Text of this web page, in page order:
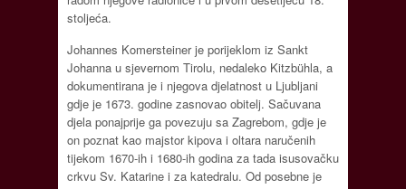
stoljeća.
Johannes Komersteiner je porijeklom iz Sankt
Johanna u sjevernom Tirolu, nedaleko Kitzbühla, a
dokumentirana je i njegova djelatnost u Ljubljani
gdje je 1673. godine zasnovao obitelj. Sačuvana
djela ponajprije ga povezuju sa Zagrebom, gdje je
on poznat kao majstor kipova i oltara naručenih
tijekom 1670-ih i 1680-ih godina za tada isusovačku
crkvu Sv. Katarine i za katedralu. Od posebne je